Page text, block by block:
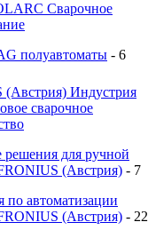
Сварочное
полуавтоматы - 6
(Австрия) Индустрия
сварочное
решения для ручной
(Австрия) - 7
по автоматизации
(Австрия) - 22